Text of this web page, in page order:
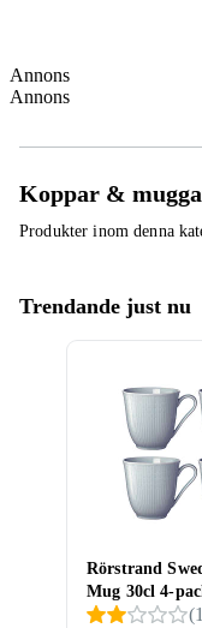
Annons
Annons
Koppar &
Produkter inom denna
Trendande just nu
Rörstrand
Mug 30cl 4-
(1